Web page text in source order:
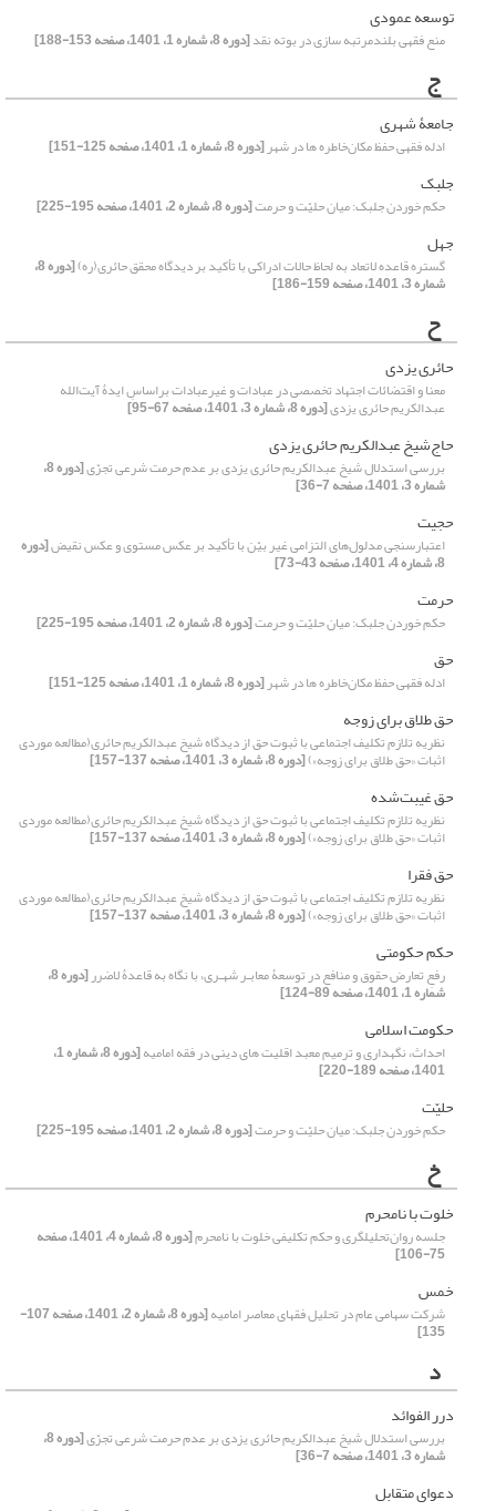
توسعه عمودی
منع فقهی بلندمرتبه سازی در بوته نقد[دوره 8، شماره 1، 1401، صفحه 153-188]
ج
جامعۀ شهری
ادله فقهی حفظ مکان‌خاطره ها در شهر[دوره 8، شماره 1، 1401، صفحه 125-151]
جلبک
حکم خوردن جلبک: میان حلیّت و حرمت[دوره 8، شماره 2، 1401، صفحه 195-225]
جهل
گستره قاعده لاتعاد به لحاظ حالات ادراکی با تأکید بر دیدگاه محقق حائری(ره) [دوره 8،
شماره 3، 1401، صفحه 159-186]
ح
حائری یزدی
معنا و اقتضائات اجتهاد تخصصی در عبادات و غیرعبادات براساسِ ایدۀ آیت‌الله
عبدالکریم حائری یزدی[دوره 8، شماره 3، 1401، صفحه 67-95]
حاج‌شیخ عبدالکریم حائری یزدی
بررسی استدلال شیخ عبدالکریم حائری یزدی بر عدم حرمت شرعی تجرّی [دوره 8،
شماره 3، 1401، صفحه 7-36]
حجیت
اعتبارسنجی مدلول‌های التزامی غیر بیّن با تأکید بر عکس مستوی و عکس نقیض[دوره
8، شماره 4، 1401، صفحه 43-73]
حرمت
حکم خوردن جلبک: میان حلیّت و حرمت[دوره 8، شماره 2، 1401، صفحه 195-225]
حق
ادله فقهی حفظ مکان‌خاطره ها در شهر[دوره 8، شماره 1، 1401، صفحه 125-151]
حق طلاق برای زوجه
نظریه تلازم تکلیف اجتماعی با ثبوت حق از دیدگاه شیخ عبدالکریم حائری(مطالعه موردی
اثبات «حق طلاق برای زوجه»)[دوره 8، شماره 3، 1401، صفحه 137-157]
حق غیبت‌شده
نظریه تلازم تکلیف اجتماعی با ثبوت حق از دیدگاه شیخ عبدالکریم حائری(مطالعه موردی
اثبات «حق طلاق برای زوجه»)[دوره 8، شماره 3، 1401، صفحه 137-157]
حق فقرا
نظریه تلازم تکلیف اجتماعی با ثبوت حق از دیدگاه شیخ عبدالکریم حائری(مطالعه موردی
اثبات «حق طلاق برای زوجه»)[دوره 8، شماره 3، 1401، صفحه 137-157]
حکم حکومتی
رفعِ تعارض حقوق و منافع در توسعۀ معابـر شهـری، با نگاه به قاعدۀ لاضرر [دوره 8،
شماره 1، 1401، صفحه 89-124]
حکومت اسلامی
احداث، نگهداری و ترمیم معبد اقلیت های دینی در فقه امامیه [دوره 8، شماره 1،
1401، صفحه 189-220]
حلیّت
حکم خوردن جلبک: میان حلیّت و حرمت[دوره 8، شماره 2، 1401، صفحه 195-225]
خ
خلوت با نامحرم
جلسه روان‌تحلیلگری و حکم تکلیفی خلوت با نامحرم [دوره 8، شماره 4، 1401، صفحه
75-106]
خمس
شرکت سهامی عام در تحلیل فقهای معاصر امامیه [دوره 8، شماره 2، 1401، صفحه 107-
135]
د
درر الفوائد
بررسی استدلال شیخ عبدالکریم حائری یزدی بر عدم حرمت شرعی تجرّی [دوره 8،
شماره 3، 1401، صفحه 7-36]
دعوای متقابل